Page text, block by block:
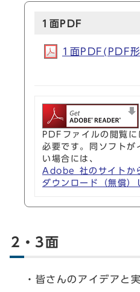
1面PDF
1面PDF(PDF
PDFファイルの閲覧
必要です。同ソフトが
い場合には、
Adobe 社のサイト
ダウンロード（無償）
2・3面
・皆さんのアイデアと